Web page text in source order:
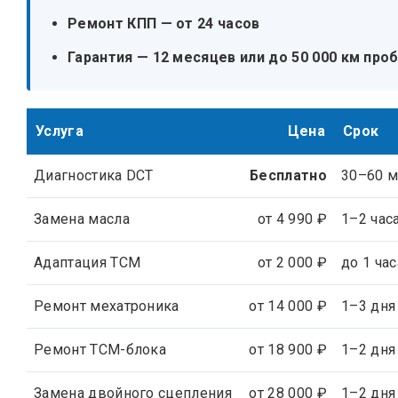
Ремонт КПП — от 24 часов
Гарантия — 12 месяцев или до 50 000 км
Услуга Цена Срок
Диагностика DCT Бесплатно 30–60
Замена масла от 4 990 ₽ 1–2
Адаптация TCM от 2 000 ₽ до 1
Ремонт мехатроника от 14 000 ₽ 1–3 дня
Ремонт ТСМ-блока от 18 900 ₽ 1–2 дня
Замена двойного сцепления от 28 000 ₽ 1–2 дня